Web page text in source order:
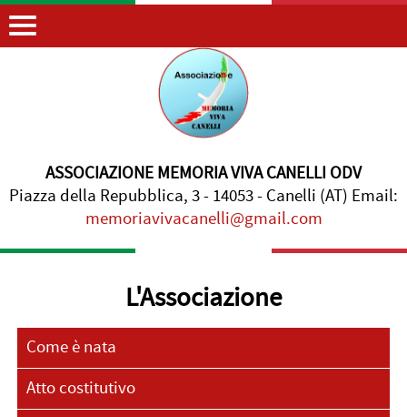
ASSOCIAZIONE MEMORIA VIVA CANELLI ODV
Piazza della Repubblica, 3 - 14053 - Canelli (AT) Email:
memoriavivacanelli@gmail.com
L'Associazione
Come è nata
Atto costitutivo